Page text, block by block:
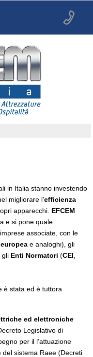
in Italia stanno investendo
migliorare l'efficienza
apparecchi. EFCEM
e si pone quale
associate, con le
e analoghi), gli
gli Enti Normatori (CEI
è stata ed è tuttora
ed elettroniche
Legislativo di
per il l’attuazione
del sistema Raee (Decreti